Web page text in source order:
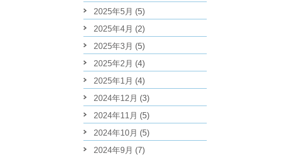
2025年5月 (5)
2025年4月 (2)
2025年3月 (5)
2025年2月 (4)
2025年1月 (4)
2024年12月 (3)
2024年11月 (5)
2024年10月 (5)
2024年9月 (7)